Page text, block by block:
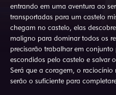
entrando em uma aventura ao
transportadas para um castelo
chegam no castelo, elas
maligno para dominar todos os
precisarão trabalhar em conjunto
escondidos pelo castelo e salvar
Será que a coragem, o
serão o suficiente para